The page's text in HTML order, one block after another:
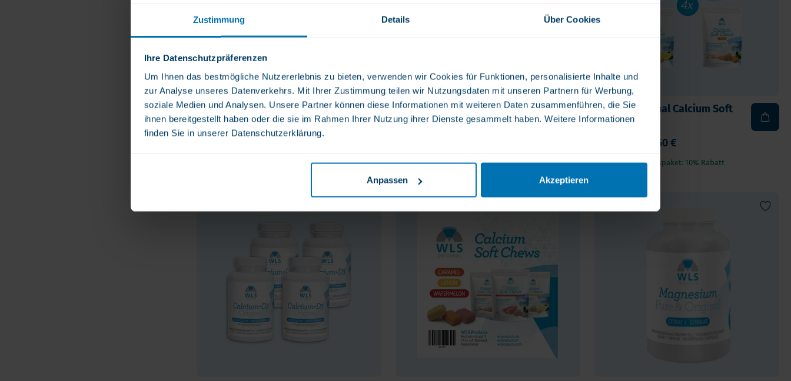
Zustimmung Details Über Cookies
Ihre Datenschutzpräferenzen
Um Ihnen das bestmögliche Nutzererlebnis zu bieten, verwenden wir Cookies für Funktionen, personalisierte Inhalte und
zur Analyse unseres Datenverkehrs. Mit Ihrer Zustimmung teilen wir Nutzungsdaten mit unseren Partnern für Werbung,
soziale Medien und Analysen. Unsere Partner können diese Informationen mit weiteren Daten zusammenführen, die Sie
ihnen bereitgestellt haben oder die sie im Rahmen Ihrer Nutzung ihrer Dienste gesammelt haben. Weitere Informationen
finden Sie in unserer Datenschutzerklärung.
Anpassen Akzeptieren
WLS RELAX
Entspannungsformel, 60 Stück
WLS Vegan Vitamin D3, 3000 IE,
60 Softgel-Kapseln
Vegan Vitamine D3 75 mcg
4 x WLS Original Calcium Soft
Chews
102,50 €
Mit diesem Vorteilspaket: 10% Rabatt